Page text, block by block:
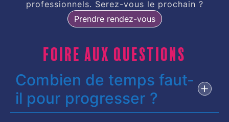
professionnels. Serez-vous le prochain ?
Prendre rendez-vous
Foire aux questions
Combien de temps faut-
il pour progresser ?